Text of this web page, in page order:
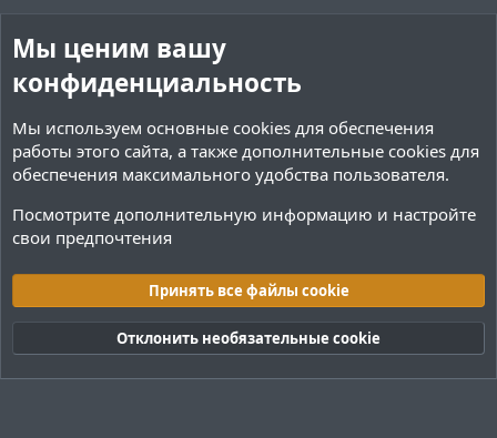
г
о
о
с
о
с
Cookies Тёмная (2020)
Русский (RU)
Обратная связь
Условия и правила
Политика конфиденциальности
Помощь
R
Мы ценим вашу
конфиденциальность
Мы используем основные cookies для обеспечения
работы этого сайта, а также дополнительные cookies для
обеспечения максимального удобства пользователя.
Посмотрите дополнительную информацию и настройте
свои предпочтения
Принять все файлы cookie
Отклонить необязательные cookie